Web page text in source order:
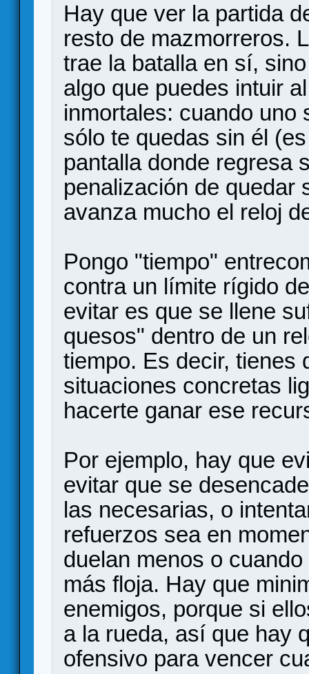
Hay que ver la partida
resto de mazmorreros.
trae la batalla en sí,
algo que puedes intuir
inmortales: cuando uno
sólo te quedas sin él
pantalla donde regresa
penalización de quedar
avanza mucho el reloj
Pongo "tiempo"
contra un límite rígido
evitar es que se llene
quesos" dentro de un
tiempo. Es decir, tienes
situaciones concretas
hacerte ganar ese
Por ejemplo, hay que
evitar que se
las necesarias, o
refuerzos sea en
duelan menos o
más floja. Hay que
enemigos, porque si
a la rueda, así que hay
ofensivo para vencer